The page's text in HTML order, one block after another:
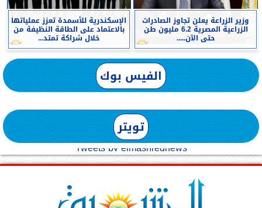
وزير الزراعة يعلن تجاوز الصادرات
الزراعية المصرية 6.2 مليون طن
حتى الآن.....
الإسكندرية للأسمدة تعزز عملياتها
بالاعتماد على الطاقة النظيفة من
خلال شراكة تمتد...
الفيس بوك
تويتر
Tweets by elmashreqnews